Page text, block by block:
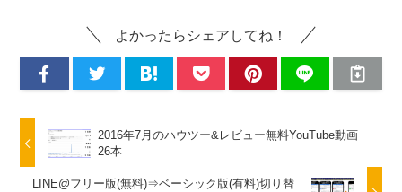
よかったらシェアしてね！
2016年7月のハウツー&レビュー無料YouTube動画
26本
LINE@フリー版(無料)⇒ベーシック版(有料)切り替